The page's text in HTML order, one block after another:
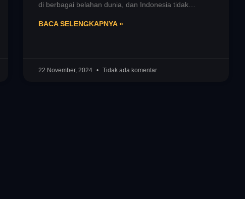
di berbagai belahan dunia, dan Indonesia tidak
BACA SELENGKAPNYA »
22 November, 2024 Tidak ada komentar